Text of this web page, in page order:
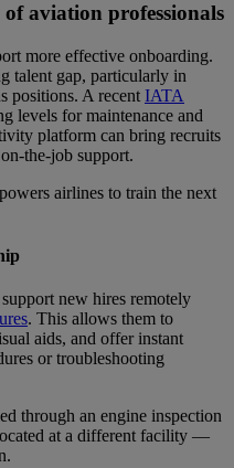
aviation professionals
more effective onboarding.
talent gap, particularly in
positions. A recent IATA
levels for maintenance and
platform can bring recruits
the-job support.
airlines to train the next
new hires remotely
. This allows them to
aids, and offer instant
or troubleshooting
through an engine inspection
at a different facility —